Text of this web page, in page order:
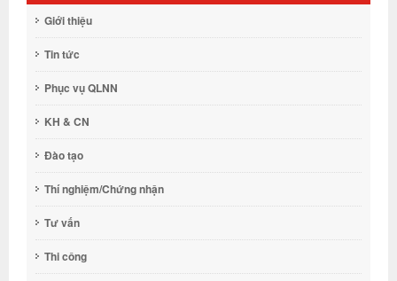
Giới thiệu
Tin tức
Phục vụ QLNN
KH & CN
Đào tạo
Thí nghiệm/Chứng nhận
Tư vấn
Thi công